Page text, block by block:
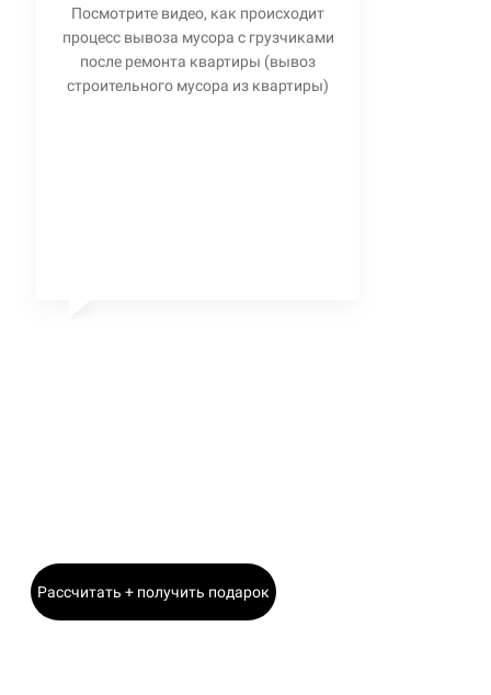
Посмотрите видео, как происходит
процесс вывоза мусора с грузчиками
после ремонта квартиры (вывоз
строительного мусора из квартиры)
Рассчитать + получить подарок